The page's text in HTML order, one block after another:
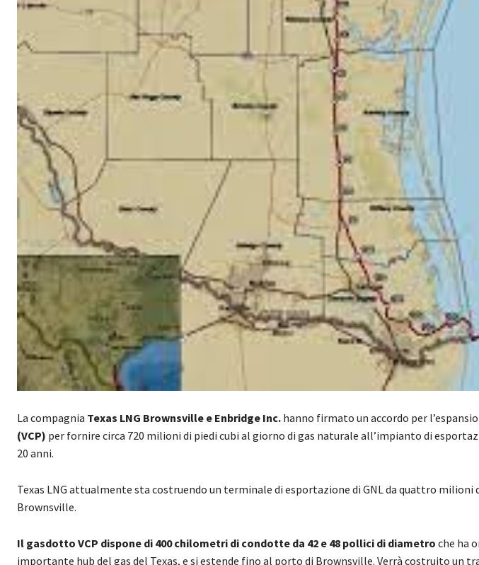
La compagnia Texas LNG Brownsville e Enbridge Inc. hanno firmato un accordo per
(VCP) per fornire circa 720 milioni di piedi cubi al giorno di gas naturale all’impianto di
20 anni.
Texas LNG attualmente sta costruendo un terminale di esportazione di GNL da quattro
Brownsville.
Il gasdotto VCP dispone di 400 chilometri di condotte da 42 e 48 pollici di diametro che ha
importante hub del gas del Texas, e si estende fino al porto di Brownsville. Verrà costruito un